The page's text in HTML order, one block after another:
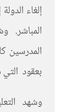
إلغاء
المباشر.
المدرسين
بعقود
وشهد